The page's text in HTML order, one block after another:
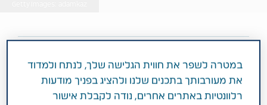
השמנה והפרעות מטבוליות
במטרה לשפר את חווית הגלישה שלך, לנתח ולמדוד
את מעורבותך בתכנים שלנו ולהציג בפניך מודעות
רלוונטיות באתרים אחרים, נודה לקבלת אישור